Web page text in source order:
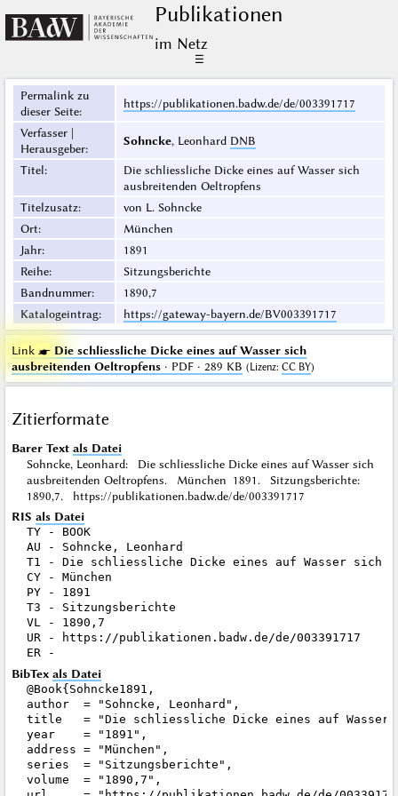
Publikationen
im Netz
☰
Permalink zu
dieser Seite:
https://publikationen.badw.de/de/003391717
Verfasser |
Herausgeber:
Sohncke, Leonhard DNB
Titel:
Die schliessliche Dicke eines auf Wasser sich
ausbreitenden Oeltropfens
Titelzusatz:
von L. Sohncke
Ort:
München
Jahr:
1891
Reihe:
Sitzungsberichte
Bandnummer:
1890,7
Katalogeintrag: https://gateway-bayern.de/BV003391717
Link ☛ Die schliessliche Dicke eines auf Wasser sich
ausbreitenden Oeltropfens· PDF · 289 KB (Lizenz: CC BY)
Zitierformate
Barer Text als Datei
Sohncke, Leonhard: Die schliessliche Dicke eines auf Wasser sich
ausbreitenden Oeltropfens. München 1891. Sitzungsberichte:
1890,7. https://publikationen.badw.de/de/003391717
RIS als Datei
TY - BOOK
AU - Sohncke, Leonhard
T1 - Die schliessliche Dicke eines auf Wasser sich
CY - München
PY - 1891
T3 - Sitzungsberichte
VL - 1890,7
UR - https://publikationen.badw.de/de/003391717
BibTex als Datei
@Book{Sohncke1891,
author  = "Sohncke, Leonhard",
title   = "Die schliessliche Dicke eines auf Wasser
year    = "1891",
address = "München",
series  = "Sitzungsberichte",
volume  = "1890,7",